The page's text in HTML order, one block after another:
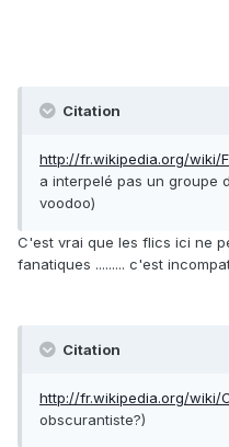
Citation
http://fr.wikipedia.org/wiki/
a interpelé pas un groupe
voodoo)
C'est vrai que les flics ici ne
fanatiques ......... c'est
Citation
http://fr.wikipedia.org/wiki/
obscurantiste?)